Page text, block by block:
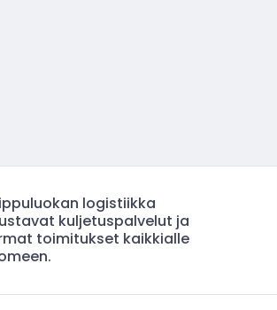
logistiikka
kuljetuspalvelut ja
toimitukset kaikkialle